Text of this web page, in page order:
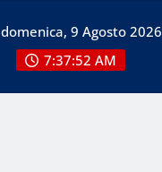
domenica, 9 Agosto 2026
7:37:53 AM